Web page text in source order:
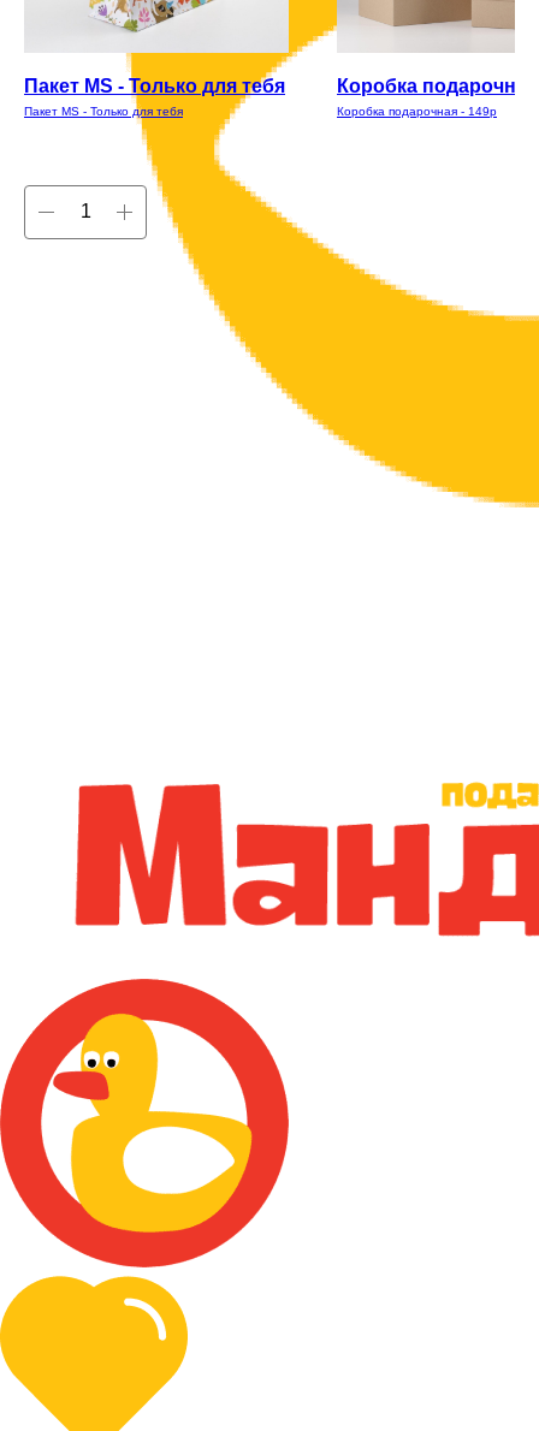
Пакет MS - Только для тебя
Пакет MS - Только для тебя
Коробка
Коробка подарочная - 149р